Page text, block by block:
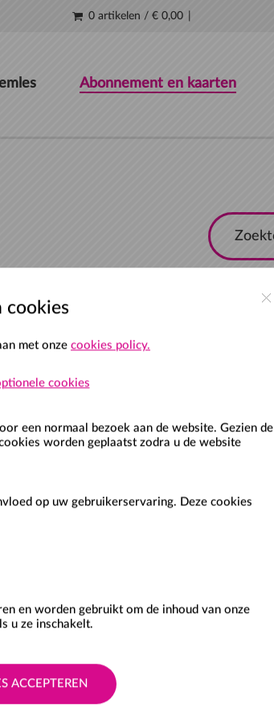
0 artikelen / € 0,00
Abonnement en kaarten
receptie in het zwembad te gaan om een
Sorteer:
cookies
met onze cookies policy.
cookies
een normaal bezoek aan de website. Gezien de
worden geplaatst zodra u de website
op uw gebruikerservaring. Deze cookies
en worden gebruikt om de inhoud van onze
u ze inschakelt.